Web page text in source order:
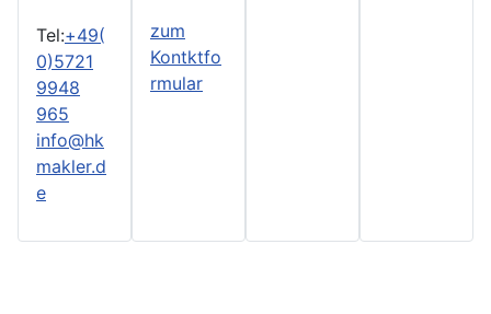
Tel:+49(
0)5721
9948
965
info@hk
makler.d
e
zum
Kontktfo
rmular